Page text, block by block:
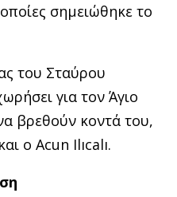
σημειώθηκε το
του Σταύρου
για τον Άγιο
βρεθούν κοντά του,
ο Acun Ilıcalı.